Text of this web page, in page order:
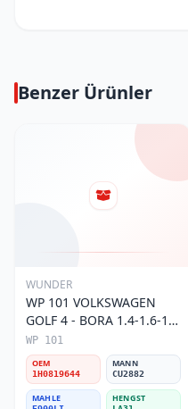
Benzer Ürünler
WUNDER
WP 101 VOLKSWAGEN
GOLF 4 - BORA 1.4-1.6-1.8
POLO III 1H0 819 644
Polen Filtresi
WP 101
OEM
1H0819644
MANN
CU2882
MAHLE HENGST